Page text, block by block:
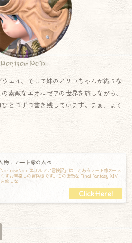
Norirow Note
ェイ、そして妹のノリコちゃんが織りな
素敵なエオルゼアの世界を旅しながら、
とつずつ書き残しています。まぁ、よく
物：ノート家の人々
Norirow Note エオルゼア冒険記』は―とあるノート家の三人
なすお宝探しの冒険譚です。この素敵な Final Fantasy XIV
旅しな